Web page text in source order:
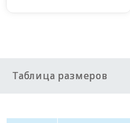
Таблица размеров